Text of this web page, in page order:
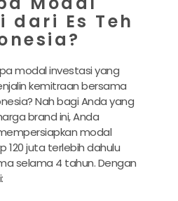
dari Es Teh
modal investasi yang
kemitraan bersama
Nah bagi Anda yang
brand ini, Anda
modal
120 juta terlebih dahulu
selama 4 tahun. Dengan